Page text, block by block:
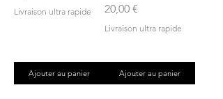
Livraison ultra rapide
Ajouter au panier
Prix
20,00 €
Livraison ultra rapide
Ajouter au panier